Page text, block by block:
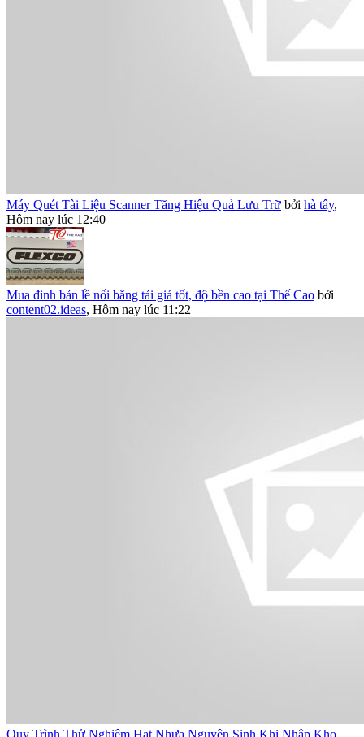
Máy Quét Tài Liệu Scanner Tăng Hiệu Quả Lưu Trữ bởi hà tây,
Hôm nay lúc 12:40
Mua đinh bản lề nối băng tải giá tốt, độ bền cao tại Thế Cao bởi
content02.ideas, Hôm nay lúc 11:22